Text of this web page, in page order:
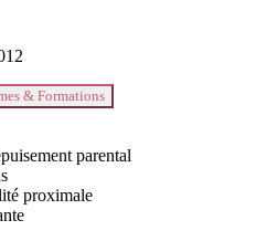
& Formations
parental
proximale